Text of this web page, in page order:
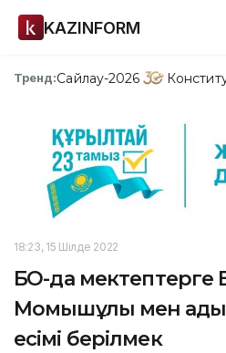
KAZINFORM
Тренд:Сайлау-2026
18:23, 15 Шілде 2022
БҚО-да
Момышұлы мен
есімі берілмек